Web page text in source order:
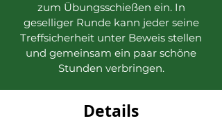
zum Übungsschießen ein. In
geselliger Runde kann jeder seine
Treffsicherheit unter Beweis stellen
und gemeinsam ein paar schöne
Stunden verbringen.
Details